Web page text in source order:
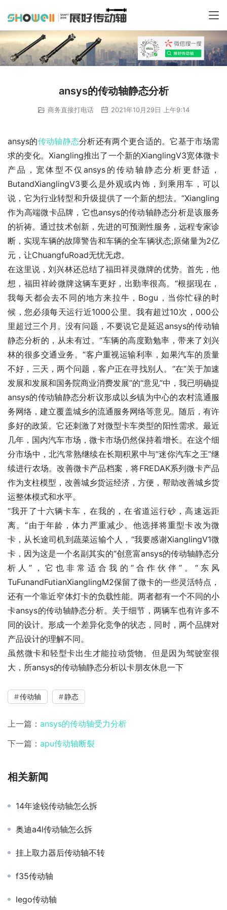
ansys的传动轴静态分析
商务直接打电话 2021年10月29日 上午9:14
ansys的传动轴静态分析还有两个更合适的。它基于市场需
求的变化。Xiangling推出了一个新的XianglingV3宽体微卡
产品，宽体型不仅ansys的传动轴静态分析更舒适，
ButandXianglingV3要么是外观或内饰，到乘用车，可以
说，它为行业转型和升级提供了一个新的想法。“Xiangling
作为高端微卡品牌，它也ansys的传动轴静态分析是该服务
的祈祷。通过技术创新，先进的可预测性服务，远程专家诊
断，实现车辆的故障警告和车辆的全车辆状态;原储量为2亿
元，让ChuangfuRoad无忧无虑。
在这里说，刘兴林还总结了福田祥灵微牌的优势。首先，他
想，福田祥岭微牌这辆车更好，出勤率很高。“根据现在，
我每天都会去不同的地方来拉牛，Bogu，当你忙碌的时
候，您必须每天运行近1000公里。我有超过10次，000公
里超过三个月。没有问题，不要说它是延迟ansys的传动轴
静态分析的，从未有过。“车辆的高度勤勉率，带来了刘兴
林的很多交通业务。“客户重视运输利率，如果汽车的质量
不好，三天，两个问题，客户正在寻找别人。“在“关于加速
发展和发展和国务院商业消费发展”的“意见”中，我已明确提
ansys的传动轴静态分析议形成以乡镇为中心的农村流通服
务网络，建立覆盖城乡的流通服务网络等意见。随后，有许
多好的政策。它还刺激了对微型卡车类型的阳性需求。最近
几年，国内汽车市场，微卡市场仍然保持着增长。在这个细
分市场中，北汽常熟继续在长期积累中与“迷你汽车之王”继
续进行农场。改善微卡产品档案，将FREDAK系列微卡产品
作为支柱模型，改善城乡货运经济，方便，帮助改善城乡货
运整体模式和水平。
“我开了十六辆卡车，在我的，在省道运行砂，高速远距
离。“由于年龄，体力严重减少。他选择将重型卡改为微
卡，从长途司机到蔬菜运输个人，“我要感谢XianglingV1微
卡，因为这是一个名副其实的“创意富ansys的传动轴静态分
析人”，它也非常适合我的“合作伙伴”。“东风
TuFunandFutianXianglingM2保留了微卡的一些灵活特点，
还有一个靠近窄体灯卡的负载性能。两者都有一个不同的小
卡ansys的传动轴静态分析。关于细节，两辆车也有许多不
同的设计。形成一个差异化竞争的状态，同时，两个品牌对
产品设计的理解不同。
虽然微卡和轻型卡出生才能拉动货物。但是因为驾驶室很
大，所ansys的传动轴静态分析以卡朋友休息一下
传动轴 静态
上一篇： ansys的传动轴受力分析
下一篇： apu传动轴断裂
相关新闻
14年途锐传动轴怎么拆
奥迪a4l传动轴怎么拆
挂上取力器后传动轴不转
f35传动轴
lego传动轴